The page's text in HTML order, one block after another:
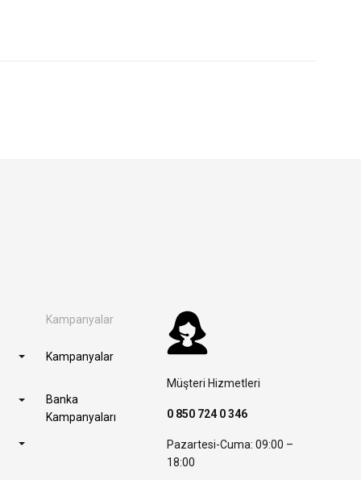
Kampanyalar
Kampanyalar
Banka
Kampanyaları
Müşteri Hizmetleri
0 850 724 0 346
Pazartesi-Cuma: 09:00 –
18:00